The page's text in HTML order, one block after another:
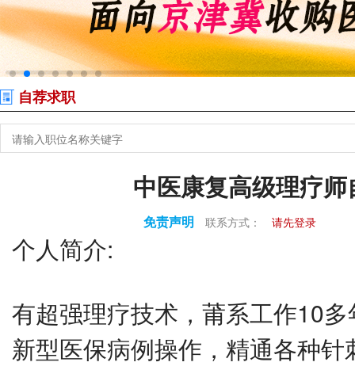
自荐求职
中医康复高级理疗
免责声明 联系方式： 请先登录
个人简介:
有超强理疗技术，莆系工作10
新型医保病例操作，精通各种